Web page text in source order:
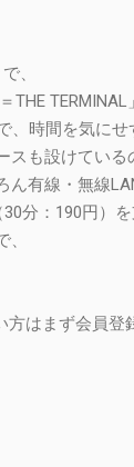
、
THE TERMINAL」
時間を気にせ
も設けている
有線・無線
分：190円）を
方はまず会員登